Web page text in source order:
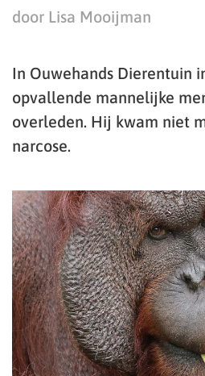
door Lisa Mooijman
In Ouwehands Dierentuin
opvallende mannelijke
overleden. Hij kwam niet
narcose.